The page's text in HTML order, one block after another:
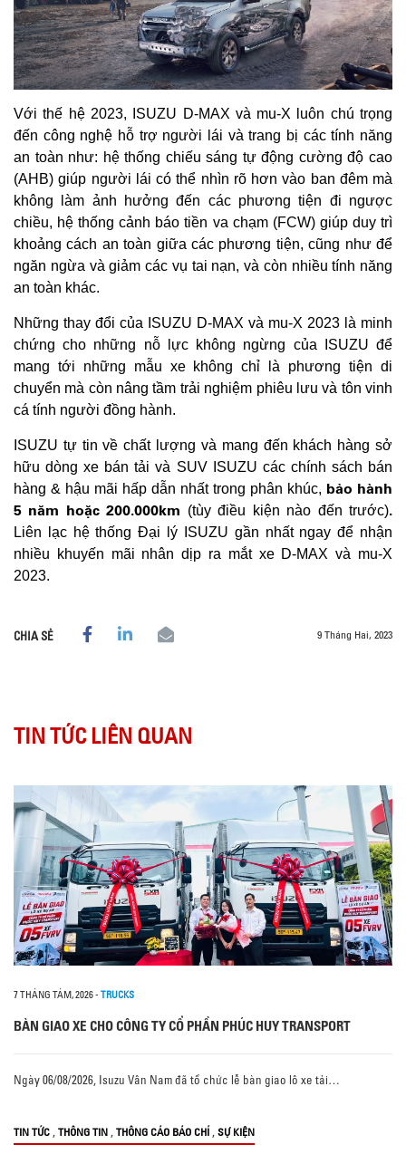
Với thế hệ 2023, ISUZU D-MAX và mu-X luôn chú trọng
đến công nghệ hỗ trợ người lái và trang bị các tính năng
an toàn như: hệ thống chiếu sáng tự động cường độ cao
(AHB) giúp người lái có thể nhìn rõ hơn vào ban đêm mà
không làm ảnh hưởng đến các phương tiện đi ngược
chiều, hệ thống cảnh báo tiền va chạm (FCW) giúp duy trì
khoảng cách an toàn giữa các phương tiện, cũng như để
ngăn ngừa và giảm các vụ tai nạn, và còn nhiều tính năng
an toàn khác.
Những thay đổi của ISUZU D-MAX và mu-X 2023 là minh
chứng cho những nỗ lực không ngừng của ISUZU để
mang tới những mẫu xe không chỉ là phương tiện di
chuyển mà còn nâng tầm trải nghiệm phiêu lưu và tôn vinh
cá tính người đồng hành.
ISUZU tự tin về chất lượng và mang đến khách hàng sở
hữu dòng xe bán tải và SUV ISUZU các chính sách bán
hàng & hậu mãi hấp dẫn nhất trong phân khúc, bảo hành
5 năm hoặc 200.000km (tùy điều kiện nào đến trước).
Liên lạc hệ thống Đại lý ISUZU gần nhất ngay để nhận
nhiều khuyến mãi nhân dịp ra mắt xe D-MAX và mu-X
2023.
CHIA SẺ 9 Tháng Hai, 2023
TIN TỨC LIÊN QUAN
7 THÁNG TÁM, 2026- TRUCKS
BÀN GIAO XE CHO CÔNG TY CỔ PHẦN PHÚC HUY TRANSPORT
Ngày 06/08/2026, Isuzu Vân Nam đã tổ chức lễ bàn giao lô xe tải…
TIN TỨC , THÔNG TIN , THÔNG CÁO BÁO CHÍ , SỰ KIỆN